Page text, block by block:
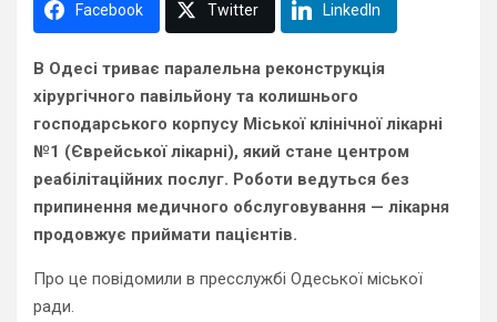
Facebook Twitter LinkedIn
В Одесі триває паралельна реконструкція
хірургічного павільйону та колишнього
господарського корпусу Міської клінічної лікарні
№1 (Єврейської лікарні), який стане центром
реабілітаційних послуг. Роботи ведуться без
припинення медичного обслуговування — лікарня
продовжує приймати пацієнтів.
Про це повідомили в пресслужбі Одеської міської
ради.